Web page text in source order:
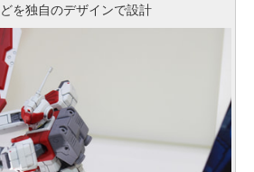
を独自のデザインで設計